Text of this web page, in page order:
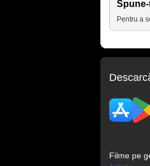
Pentru a
Filme pe